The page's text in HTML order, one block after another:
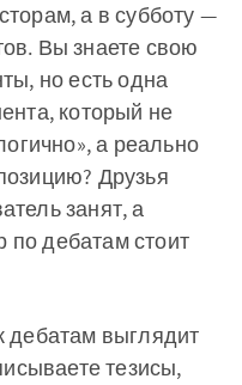
а в субботу —
Вы знаете свою
но есть одна
который не
а реально
Друзья
занят, а
дебатам стоит
дебатам выглядит
тезисы,